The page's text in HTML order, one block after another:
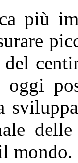
più
del
oggi
mondo.